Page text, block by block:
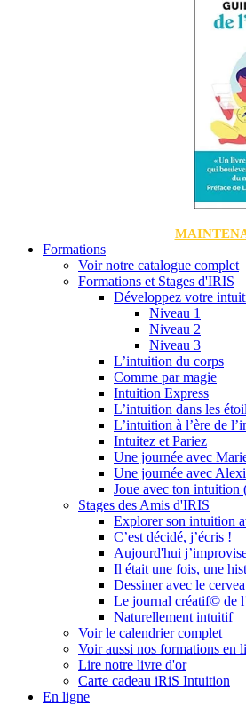
Formations
Voir notre catalogue complet
Formations et Stages d'IRIS
Développez votre
Niveau 1
Niveau 2
Niveau 3
L’intuition du corps
Comme par magie
Intuition Express
L’intuition dans les
L’intuition à l’ère de
Intuitez et Pariez
Une journée avec
Une journée avec
Joue avec ton intuition
Stages des Amis d'IRIS
Explorer son intuition
C’est décidé, j’écris !
Aujourd'hui
Il était une fois, une
Dessiner avec le
Le journal créatif© de
Naturellement intuitif
Voir le calendrier complet
Voir aussi nos formations en
Lire notre livre d'or
Carte cadeau iRiS Intuition
En ligne